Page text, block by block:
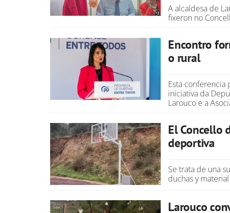
A alcaldesa de
fixeron no
Encontro
o rural
Esta conferencia
iniciativa da
Larouco e a
El Concello
deportiva
Se trata de una
duchas y
Larouco